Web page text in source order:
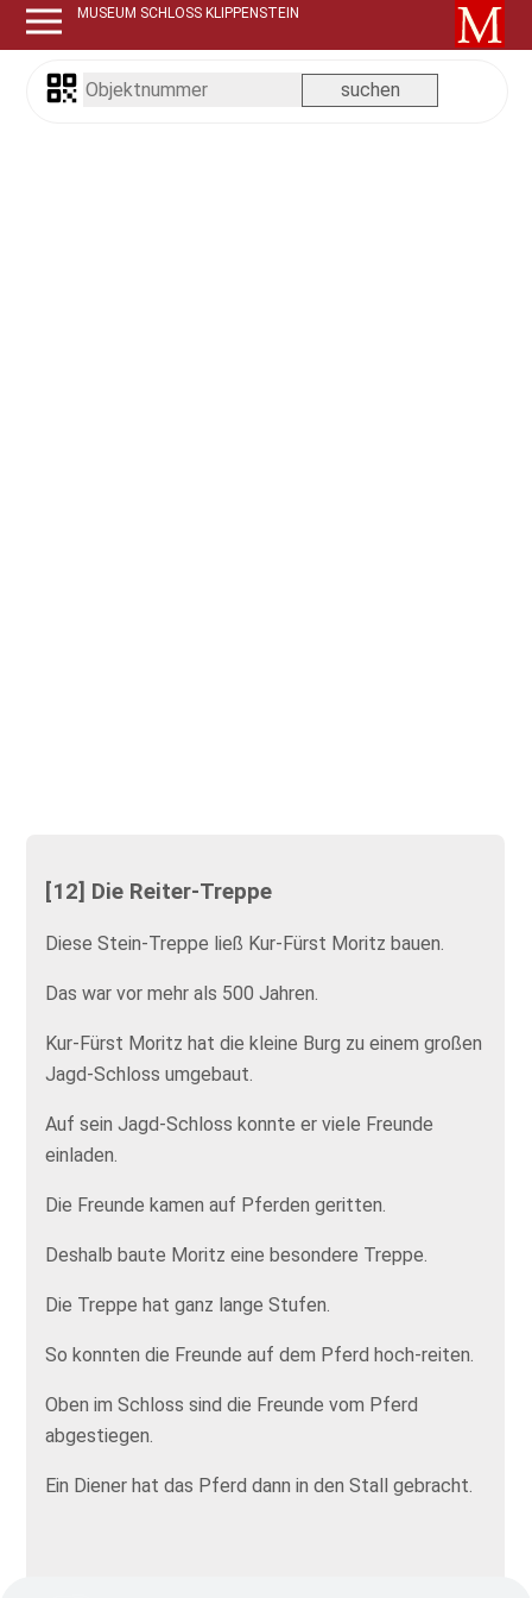
MUSEUM SCHLOSS KLIPPENSTEIN
[12] Die Reiter-Treppe
Diese Stein-Treppe ließ Kur-Fürst Moritz bauen.
Das war vor mehr als 500 Jahren.
Kur-Fürst Moritz hat die kleine Burg zu einem großen
Jagd-Schloss umgebaut.
Auf sein Jagd-Schloss konnte er viele Freunde
einladen.
Die Freunde kamen auf Pferden geritten.
Deshalb baute Moritz eine besondere Treppe.
Die Treppe hat ganz lange Stufen.
So konnten die Freunde auf dem Pferd hoch-reiten.
Oben im Schloss sind die Freunde vom Pferd
abgestiegen.
Ein Diener hat das Pferd dann in den Stall gebracht.